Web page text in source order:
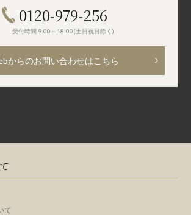
0120-979-256
受付時間 9:00～18:00(土日祝日除く)
からのお問い合わせはこちら
て